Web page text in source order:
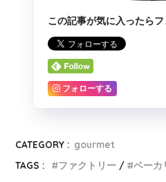
この記事が気に入ったらフ
フォローする
CATEGORY : gourmet
TAGS :
ファクトリー ベーカ